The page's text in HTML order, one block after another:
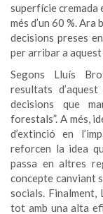
superfície cremada
més d’un 60 %.
decisions preses
per arribar a
Segons Lluís
resultats
decisions que
forestals”. A més,
d’extinció en
reforcen la idea
passa en altres
concepte canviant
socials. Finalment,
tot amb una alta